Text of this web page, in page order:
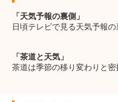
「天気予報の裏側」
日頃テレビで見る天気予報
「茶道と天気」
茶道は季節の移り変わりと